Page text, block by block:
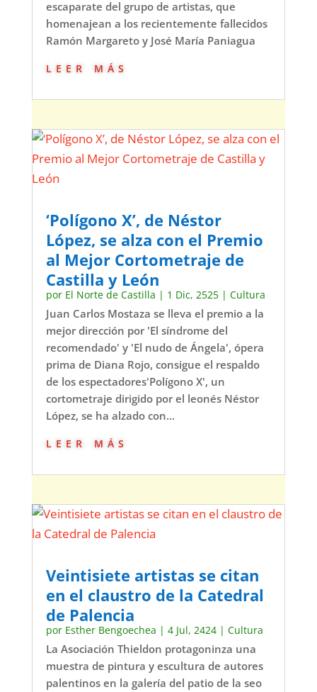
escaparate del grupo de artistas, que
homenajean a los recientemente fallecidos
Ramón Margareto y José María Paniagua
leer más
‘Polígono X’, de Néstor
López, se alza con el Premio
al Mejor Cortometraje de
Castilla y León
por El Norte de Castilla | 1 Dic, 2525| Cultura
Juan Carlos Mostaza se lleva el premio a la
mejor dirección por 'El síndrome del
recomendado' y 'El nudo de Ángela', ópera
prima de Diana Rojo, consigue el respaldo
de los espectadores'Polígono X', un
cortometraje dirigido por el leonés Néstor
López, se ha alzado con...
leer más
Veintisiete artistas se citan
en el claustro de la Catedral
de Palencia
por Esther Bengoechea | 4 Jul, 2424| Cultura
La Asociación Thieldon protagoninza una
muestra de pintura y escultura de autores
palentinos en la galería del patio de la seo